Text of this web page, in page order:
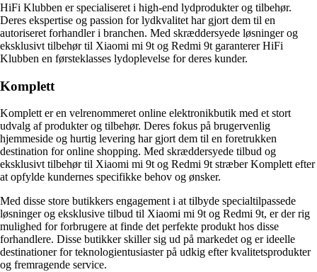
HiFi Klubben er specialiseret i high-end lydprodukter og tilbehør.
Deres ekspertise og passion for lydkvalitet har gjort dem til en
autoriseret forhandler i branchen. Med skræddersyede løsninger og
eksklusivt tilbehør til Xiaomi mi 9t og Redmi 9t garanterer HiFi
Klubben en førsteklasses lydoplevelse for deres kunder.
Komplett
Komplett er en velrenommeret online elektronikbutik med et stort
udvalg af produkter og tilbehør. Deres fokus på brugervenlig
hjemmeside og hurtig levering har gjort dem til en foretrukken
destination for online shopping. Med skræddersyede tilbud og
eksklusivt tilbehør til Xiaomi mi 9t og Redmi 9t stræber Komplett efter
at opfylde kundernes specifikke behov og ønsker.
Med disse store butikkers engagement i at tilbyde specialtilpassede
løsninger og eksklusive tilbud til Xiaomi mi 9t og Redmi 9t, er der rig
mulighed for forbrugere at finde det perfekte produkt hos disse
forhandlere. Disse butikker skiller sig ud på markedet og er ideelle
destinationer for teknologientusiaster på udkig efter kvalitetsprodukter
og fremragende service.